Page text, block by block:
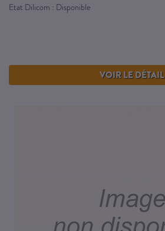
Etat Dilicom : Disponible
VOIR LE DÉTAIL